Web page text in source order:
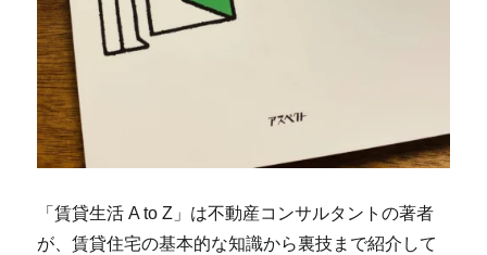
「賃貸生活 A to Z」は不動産コンサルタントの著者
が、賃貸住宅の基本的な知識から裏技まで紹介して